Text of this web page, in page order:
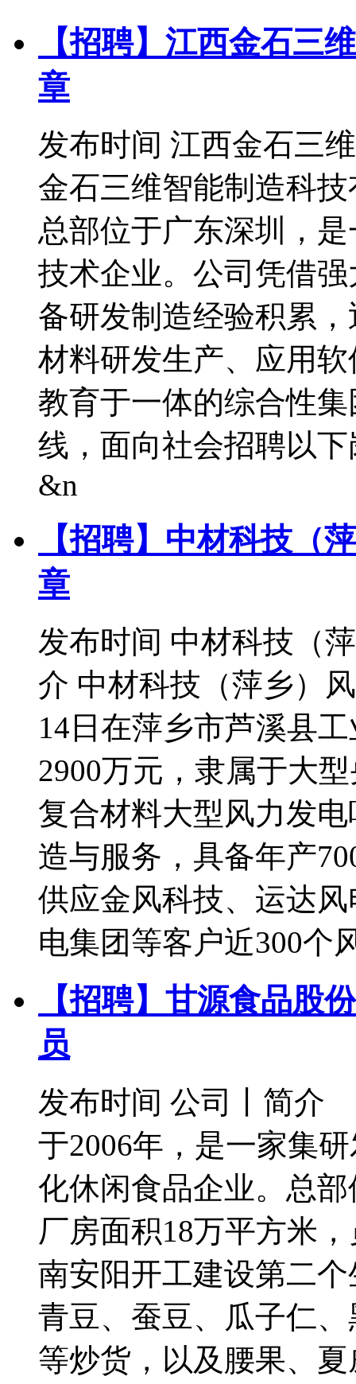
【招聘】江西金石三
章
发布时间 江西金石三
金石三维智能制造科
总部位于广东深圳，
技术企业。公司凭借
备研发制造经验积累
材料研发生产、应用
教育于一体的综合性
线，面向社会招聘以
&n
【招聘】中材科技（
章
发布时间 中材科技（
介 中材科技（萍乡）
14日在萍乡市芦溪县
2900万元，隶属于大
复合材料大型风力发
造与服务，具备年产
供应金风科技、运达
电集团等客户近300个
【招聘】甘源食品股
员
发布时间 公司丨简介
于2006年，是一家集
化休闲食品企业。总
厂房面积18万平方米
南安阳开工建设第二
青豆、蚕豆、瓜子仁
等炒货，以及腰果、